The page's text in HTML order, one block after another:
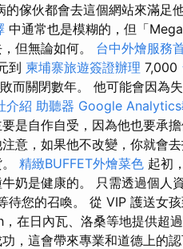
傢伙都會去這個網站來滿足
中通常也是模糊的，但「
但無論如何。 台中外燴服務
到 柬埔寨旅遊簽證辦理 7,000
而關閉數年。 他可能會因為
介紹 助聽器 Google
是自作自受，因為他也要承擔
意，如果他不改變，你就會去
精緻BUFFET外燴菜色 起初
奶是健康的。 只需透過個人
您的召喚。 從 VIP 護送女
在日內瓦、洛桑等地提供超
，這會帶來專業和道德上的